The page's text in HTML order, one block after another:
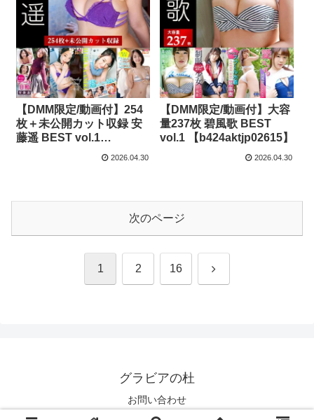
【DMM限定/動画付】254
枚＋未公開カット収録 安
藤遥 BEST vol.1
【b424aktjp02653】
2026.04.30
【DMM限定/動画付】大容
量237枚 碧風歌 BEST
vol.1 【b424aktjp02615】
2026.04.30
次のページ
1 2 16 次
グラビアの杜
お問い合わせ